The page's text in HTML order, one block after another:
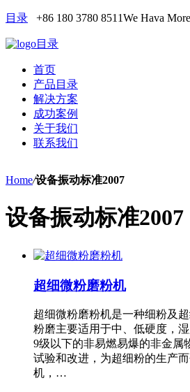
目录 +86 180 3780 8511We Hava
目录
首页
产品目录
解决方案
成功案例
关于我们
联系我们
Home/设备振动标准2007
设备振动标准2007
超细微粉磨粉机
超细微粉磨粉机是一种细粉及
粉磨主要适用于中、低硬度，
9级以下的非易燃易爆的非金属
试验和改进，为超细粉的生产
机，…